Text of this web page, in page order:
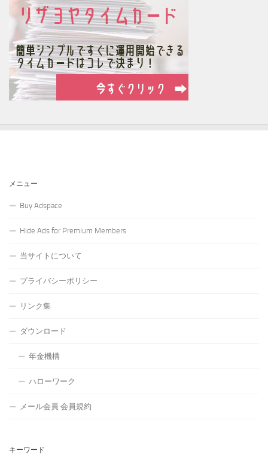
メニュー
Buy Adspace
Hide Ads for Premium Members
当サイトについて
プライバシーポリシー
リンク集
ダウンロード
年金機構
ハローワーク
メール会員 会員規約
キーワード